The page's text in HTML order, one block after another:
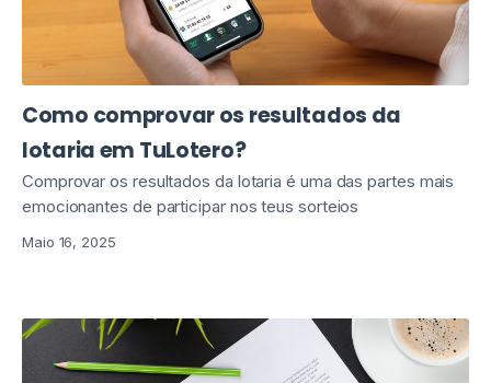
Como comprovar os resultados da
lotaria em TuLotero?
Comprovar os resultados da lotaria é uma das partes mais
emocionantes de participar nos teus sorteios
Maio 16, 2025